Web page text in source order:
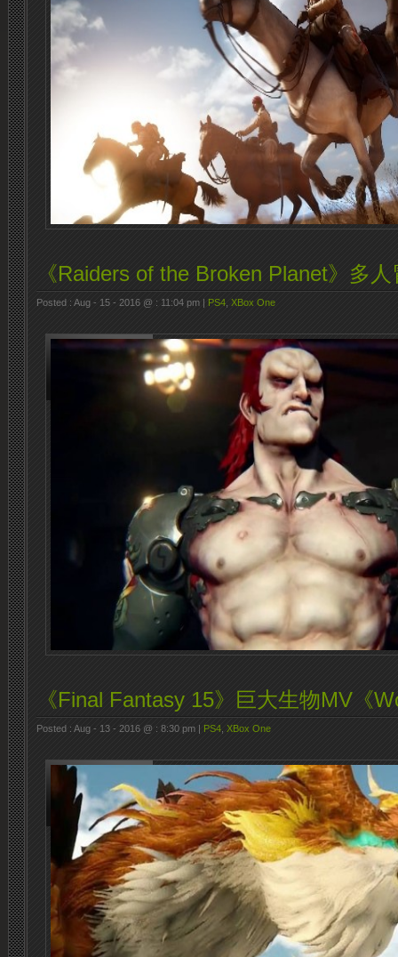
《Raiders of the Broken Planet》多
Posted : Aug - 15 - 2016 @ : 11:04 pm | PS4 XBox One
《Final Fantasy 15》巨大生物MV《
Posted : Aug - 13 - 2016 @ : 8:30 pm | PS4 XBox One